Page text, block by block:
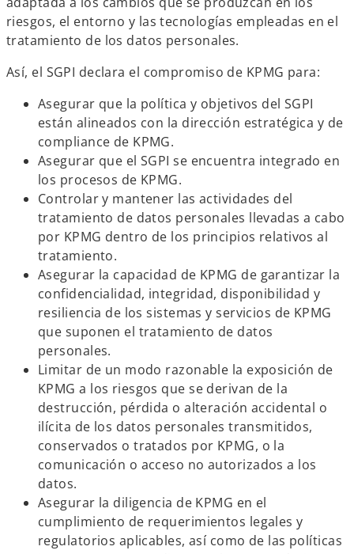
riesgos, el entorno y las tecnologías empleadas en el
tratamiento de los datos personales.
Así, el SGPI declara el compromiso de KPMG para:
Asegurar que la política y objetivos del SGPI
están alineados con la dirección estratégica y de
compliance de KPMG.
Asegurar que el SGPI se encuentra integrado en
los procesos de KPMG.
Controlar y mantener las actividades del
tratamiento de datos personales llevadas a cabo
por KPMG dentro de los principios relativos al
tratamiento.
Asegurar la capacidad de KPMG de garantizar la
confidencialidad, integridad, disponibilidad y
resiliencia de los sistemas y servicios de KPMG
que suponen el tratamiento de datos
personales.
Limitar de un modo razonable la exposición de
KPMG a los riesgos que se derivan de la
destrucción, pérdida o alteración accidental o
ilícita de los datos personales transmitidos,
conservados o tratados por KPMG, o la
comunicación o acceso no autorizados a los
datos.
Asegurar la diligencia de KPMG en el
cumplimiento de requerimientos legales y
regulatorios aplicables, así como de las políticas